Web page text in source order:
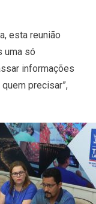
esta reunião
uma só
informações
precisar”,